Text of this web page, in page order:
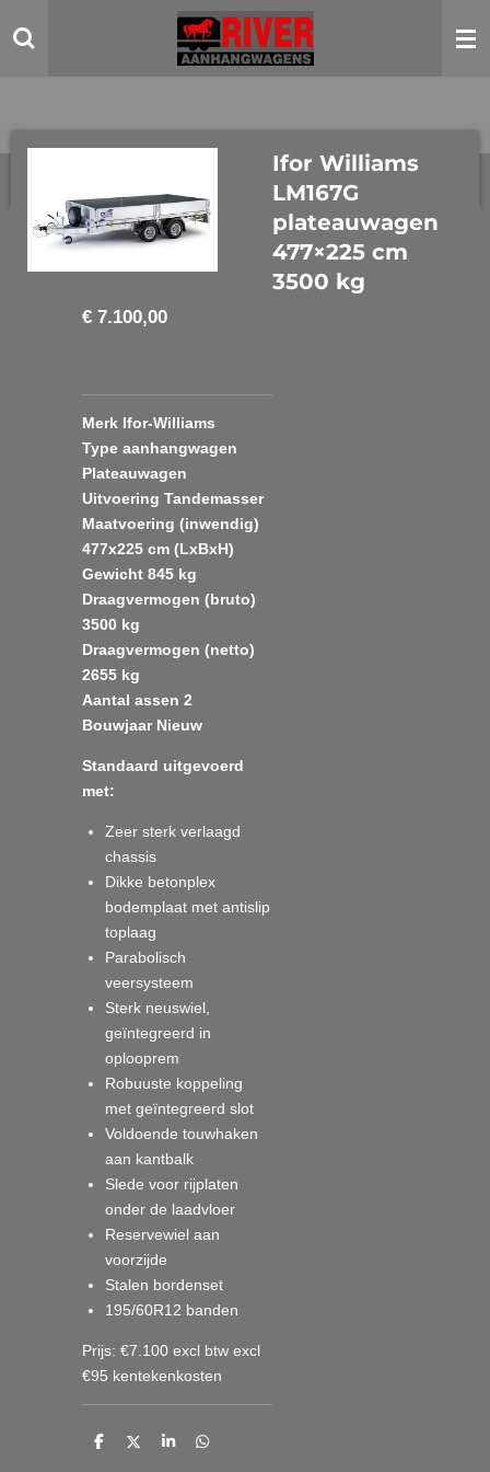
direct
Ifor Williams
LM167G
plateauwagen
477×225 cm
3500 kg
€ 7.100,00
Merk Ifor-Williams
Type aanhangwagen
Plateauwagen
Uitvoering Tandemasser
Maatvoering (inwendig)
477x225 cm (LxBxH)
Gewicht 845 kg
Draagvermogen (bruto)
3500 kg
Draagvermogen (netto)
2655 kg
Aantal assen 2
Bouwjaar Nieuw
Standaard uitgevoerd
met:
Zeer sterk verlaagd
chassis
Dikke betonplex
bodemplaat met antislip
toplaag
Parabolisch
veersysteem
Sterk neuswiel,
geïntegreerd in
oplooprem
Robuuste koppeling
met geïntegreerd slot
Voldoende touwhaken
aan kantbalk
Slede voor rijplaten
onder de laadvloer
Reservewiel aan
voorzijde
Stalen bordenset
195/60R12 banden
Prijs: €7.100 excl btw excl
€95 kentekenkosten
D
D
S
D